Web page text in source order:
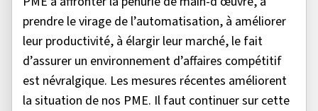
prendre le virage de l’automatisation, à améliorer
leur productivité, à élargir leur marché, le fait
d’assurer un environnement d’affaires compétitif
est névralgique. Les mesures récentes améliorent
la situation de nos PME. Il faut continuer sur cette